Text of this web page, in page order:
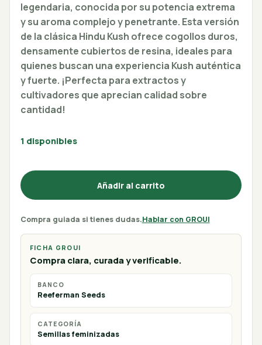
legendaria, conocida por su potencia extrema
y su aroma complejo y penetrante. Esta versión
de la clásica Hindu Kush ofrece cogollos duros,
densamente cubiertos de resina, ideales para
quienes buscan una experiencia Kush auténtica
y fuerte. ¡Perfecta para extractos y
cultivadores que aprecian calidad sobre
cantidad!
1 disponibles
Añadir al carrito
Compra guiada si tienes dudas.Hablar con GROUI
FICHA GROUI
Compra clara, curada y verificable.
BANCO
Reeferman Seeds
CATEGORÍA
Semillas feminizadas